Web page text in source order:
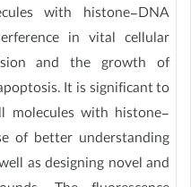
with histone-DNA
in vital cellular
and the growth of
It is significant to
molecules with histone-
of better understanding
as designing novel and